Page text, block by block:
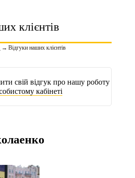
клієнтів
→ Відгуки наших клієнтів
свій відгук про нашу роботу
кабінеті